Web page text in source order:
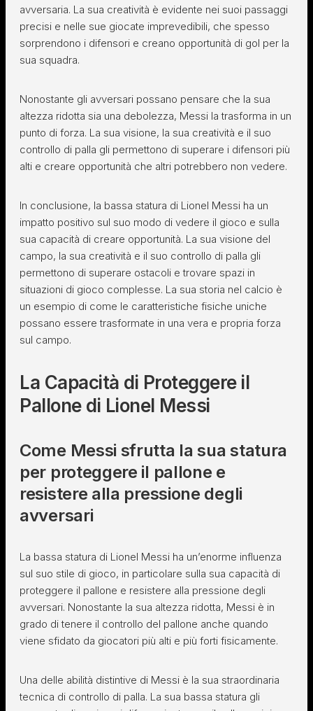
avversaria. La sua creatività è evidente nei suoi passaggi
precisi e nelle sue giocate imprevedibili, che spesso
sorprendono i difensori e creano opportunità di gol per la
sua squadra.
Nonostante gli avversari possano pensare che la sua
altezza ridotta sia una debolezza, Messi la trasforma in un
punto di forza. La sua visione, la sua creatività e il suo
controllo di palla gli permettono di superare i difensori più
alti e creare opportunità che altri potrebbero non vedere.
In conclusione, la bassa statura di Lionel Messi ha un
impatto positivo sul suo modo di vedere il gioco e sulla
sua capacità di creare opportunità. La sua visione del
campo, la sua creatività e il suo controllo di palla gli
permettono di superare ostacoli e trovare spazi in
situazioni di gioco complesse. La sua storia nel calcio è
un esempio di come le caratteristiche fisiche uniche
possano essere trasformate in una vera e propria forza
sul campo.
La Capacità di Proteggere il
Pallone di Lionel Messi
Come Messi sfrutta la sua statura
per proteggere il pallone e
resistere alla pressione degli
avversari
La bassa statura di Lionel Messi ha un’enorme influenza
sul suo stile di gioco, in particolare sulla sua capacità di
proteggere il pallone e resistere alla pressione degli
avversari. Nonostante la sua altezza ridotta, Messi è in
grado di tenere il controllo del pallone anche quando
viene sfidato da giocatori più alti e più forti fisicamente.
Una delle abilità distintive di Messi è la sua straordinaria
tecnica di controllo di palla. La sua bassa statura gli